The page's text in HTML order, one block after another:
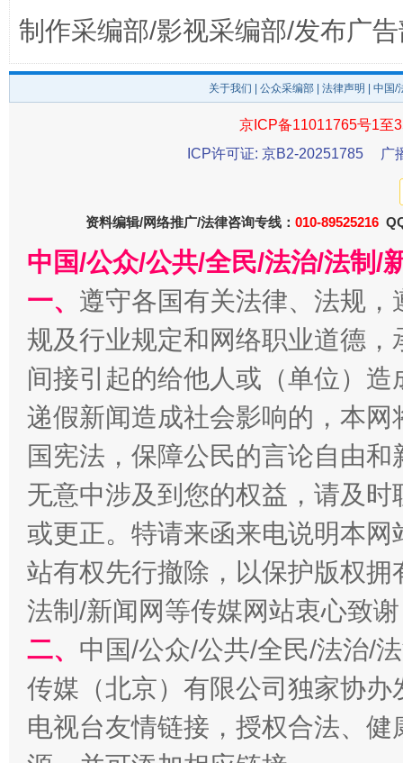
全民健身五年计划来了！等你上场
阿坝州三大球赛在茂县开幕
制作采编部/影视采编部/发布广
关于我们 公众采编部 法律声明 | 中国
京ICP备11011765号1至
ICP许可证: 京B2-20251785
广
资料编辑/网络推广/法律咨询专线： 010-89525216
中国/公众/公共/全民/法治/法制/
一、 遵守各国有关法律、法规
规及行业规定和网络职业道德
间接引起的给他人或（单位）
递假新闻造成社会影响的，本
国宪法，保障公民的言论自由
无意中涉及到您的权益，请及
或更正。特请来函来电说明本
站有权先行撤除，以保护版权
法制/新闻网等传媒网站衷心致
二、 中国/公众/公共/全民/法治/
传媒（北京）有限公司独家协
电视台友情链接，授权合法、